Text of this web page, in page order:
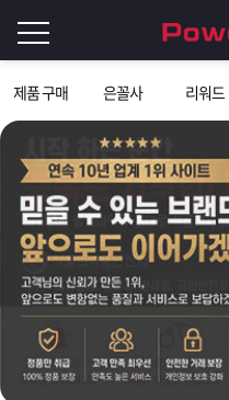
제품 구매 은꼴사 리워드
그
인
이
필
요
니
로
Q&A
파
워
제 [2026구정 연휴]설